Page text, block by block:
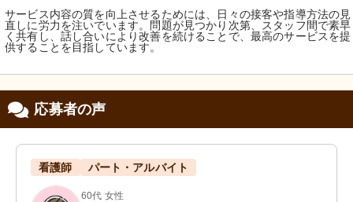
サービス内容の質を向上させるためには、日々の接客や指導方法の見
直しに労力を注いでいます。問題が見つかり次第、スタッフ間で素早
く共有し、話し合いにより改善を続けることで、最高のサービスを提
供することを目指しています。
応募者の声
看護師 パート・アルバイト
60代 女性